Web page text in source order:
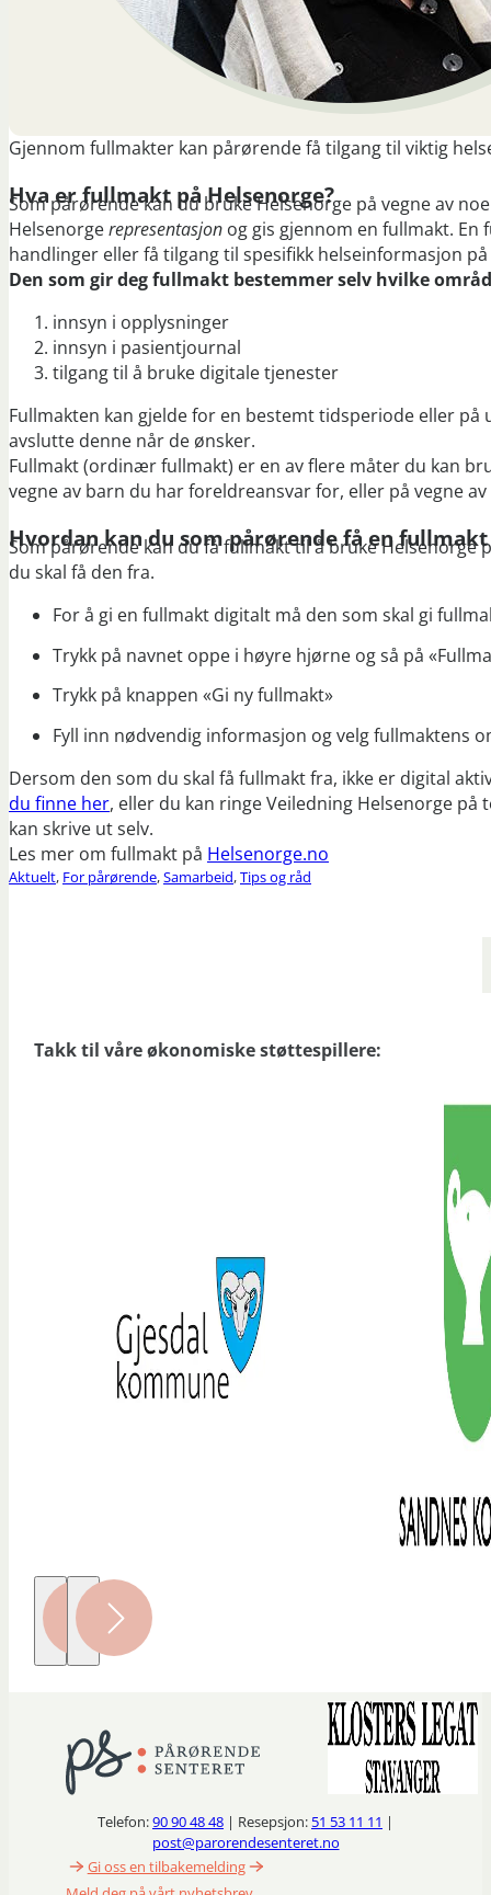
Gjennom fullmakter kan pårørende få tilgang til viktig
Hva er fullmakt på Helsenorge?
Som pårørende kan du bruke Helsenorge på vegne av
Helsenorgerepresentasjon og gis gjennom en fullmakt.
handlinger eller få tilgang til spesifikk helseinformasjon
Den som gir deg fullmakt bestemmer selv hvilke
innsyn i opplysninger
innsyn i pasientjournal
tilgang til å bruke digitale tjenester
Fullmakten kan gjelde for en bestemt tidsperiode eller
avslutte denne når de ønsker.
Fullmakt (ordinær fullmakt) er en av flere måter du kan
vegne av barn du har foreldreansvar for, eller på vegne
Hvordan kan du som pårørende få en fullmakt
Som pårørende kan du få fullmakt til å bruke Helsenorge
du skal få den fra.
For å gi en fullmakt digitalt må den som skal gi
Trykk på navnet oppe i høyre hjørne og så på
Trykk på knappen «Gi ny fullmakt»
Fyll inn nødvendig informasjon og velg fullmaktens
Dersom den som du skal få fullmakt fra, ikke er digital
du finne her, eller du kan ringe Veiledning Helsenorge
kan skrive ut selv.
Les mer om fullmakt på Helsenorge.no
Aktuelt, For pårørende,Samarbeid,Tips og råd
Takk til våre økonomiske støttespillere:
Telefon:90 90 48 48 | Resepsjon: 51 53 11 11 |
post@parorendesenteret.no
Gi oss en tilbakemelding